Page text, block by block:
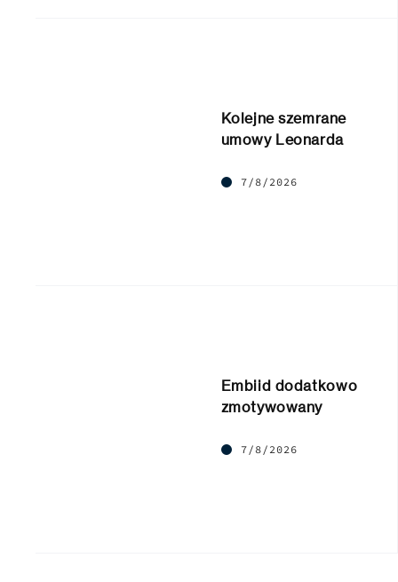
Kolejne szemrane
umowy Leonarda
7/8/2026
Embiid dodatkowo
zmotywowany
7/8/2026